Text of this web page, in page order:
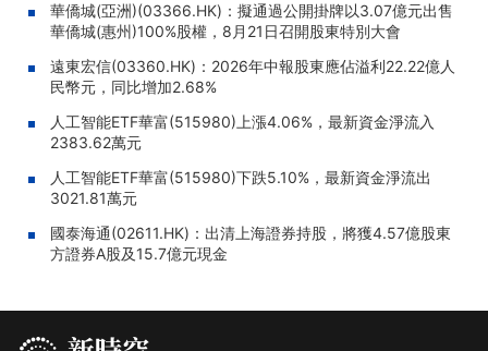
華僑城(亞洲)(03366.HK)：擬通過公開掛牌以3.07億元出售
華僑城(惠州)100%股權，8月21日召開股東特別大會
遠東宏信(03360.HK)：2026年中報股東應佔溢利22.22億人
民幣元，同比增加2.68%
人工智能ETF華富(515980)上漲4.06%，最新資金淨流入
2383.62萬元
人工智能ETF華富(515980)下跌5.10%，最新資金淨流出
3021.81萬元
國泰海通(02611.HK)：出清上海證券持股，將獲4.57億股東
方證券A股及15.7億元現金